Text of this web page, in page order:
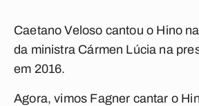
Caetano Veloso cantou o Hino
da ministra Cármen Lúcia na
em 2016.
Agora, vimos Fagner cantar o